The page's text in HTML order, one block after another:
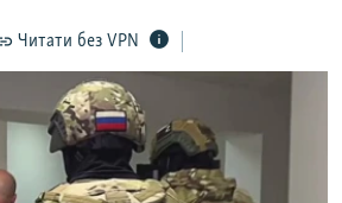
Читати без VPN